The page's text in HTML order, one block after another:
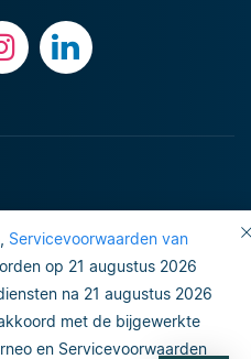
Servicevoorwaarden van
op 21 augustus 2026
na 21 augustus 2026
met de bijgewerkte
en Servicevoorwaarden